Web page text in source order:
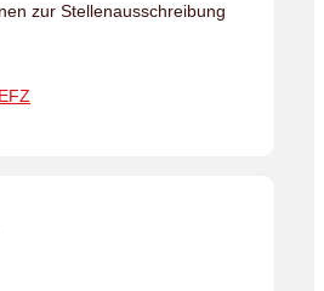
zur Stellenausschreibung